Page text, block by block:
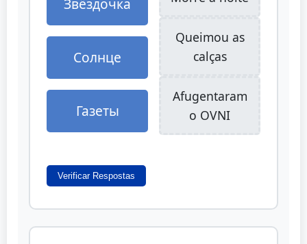
Звёздочка
Солнце
Газеты
Queimou as
calças
Afugentaram
o OVNI
Verificar Respostas